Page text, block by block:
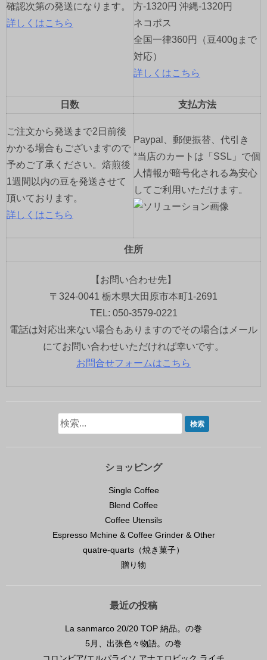
確認次第の発送になります。
詳しくはこちら
方-1320円 沖縄-1320円
ネコポス
全国一律360円（豆400gまで
対応）
詳しくはこちら
日数 支払方法
ご注文から発送まで2日前後
かかる場合もございますので
予めご了承ください。焙煎後
1週間以内の豆を発送させて
頂いております。
詳しくはこちら
Paypal、郵便振替、代引き
*当店のカートは「SSL」で個
人情報が暗号化される為安心
してご利用いただけます。
住所
【お問い合わせ先】
〒324-0041 栃木県大田原市本町1-2691
TEL: 050-3579-0221
電話は対応出来ない場合もありますのでその場合はメール
にてお問い合わせいただければ幸いです。
お問合せフォームはこちら
ショッピング
Single Coffee
Blend Coffee
Coffee Utensils
Espresso Mchine & Coffee Grinder & Other
quatre-quarts（焼き菓子）
贈り物
最近の投稿
La sanmarco 20/20 TOP 納品。の巻
5月、出張色々物語。の巻